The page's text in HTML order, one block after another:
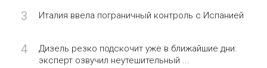
3 Италия ввела пограничный контроль с Испанией
4
Дизель резко подскочит уже в ближайшие дни:
эксперт озвучил неутешительный ...